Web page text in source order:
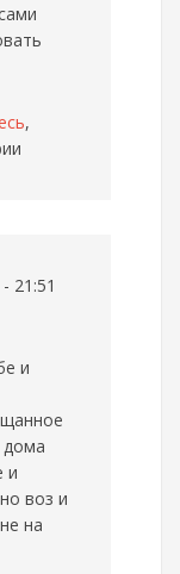
,
21:51
и
дома
и
воз и
на